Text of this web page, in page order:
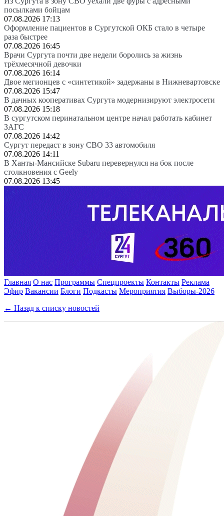
посылками бойцам
07.08.2026 17:13
Оформление пациентов в Сургутской ОКБ стало в четыре
раза быстрее
07.08.2026 16:45
Врачи Сургута почти две недели боролись за жизнь
трёхмесячной девочки
07.08.2026 16:14
Двое мегионцев с «синтетикой» задержаны в Нижневартовске
07.08.2026 15:47
В дачных кооперативах Сургута модернизируют электросети
07.08.2026 15:18
В сургутском перинатальном центре начал работать кабинет
ЗАГС
07.08.2026 14:42
Сургут передаст в зону СВО 33 автомобиля
07.08.2026 14:11
В Ханты-Мансийске Subaru перевернулся на бок после
столкновения с Geely
07.08.2026 13:45
Главная О нас Программы Спецпроекты Контакты Реклама
Эфир Вакансии Блоги Подкасты Мероприятия Выборы-2026
← Назад к списку новостей